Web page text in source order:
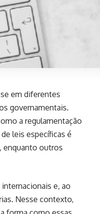
em diferentes
governamentais.
a regulamentação
leis específicas é
enquanto outros
e, ao
Nesse contexto,